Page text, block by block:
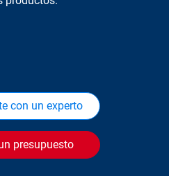
con un experto
presupuesto